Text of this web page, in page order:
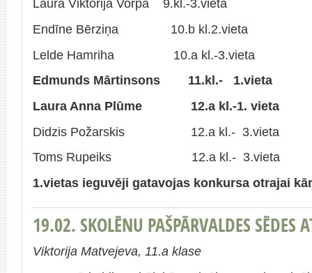
Laura Viktorija Vorpa 9.kl.-3.vieta
Endīne Bērziņa 10.b kl.2.vieta
Lelde Hamriha 10.a kl.-3.vieta
Edmunds Mārtinsons 11.kl.- 1.vieta
Laura Anna Plūme 12.a kl.-1. vieta
Didzis Požarskis 12.a kl.- 3.vieta
Toms Rupeiks 12.a kl.- 3.vieta
1.vietas ieguvēji gatavojas konkursa otrajai
19.02. SKOLĒNU PAŠPĀRVALDES SĒDES
Viktorija Matvejeva, 11.a klase